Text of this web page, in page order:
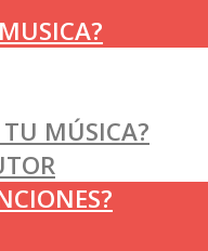
MÚSICA?